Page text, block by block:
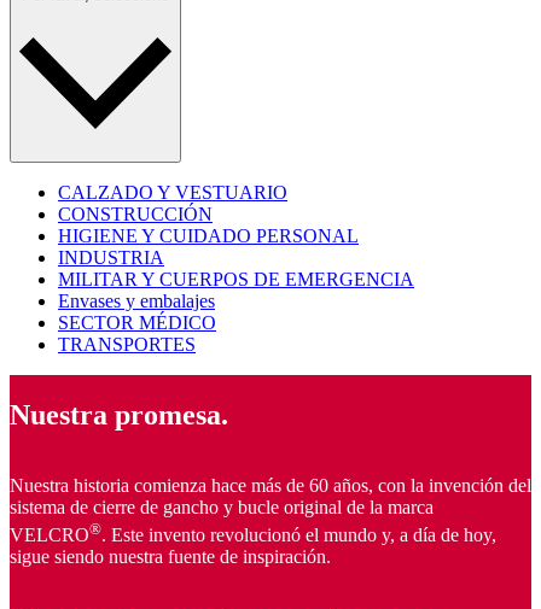
CALZADO Y VESTUARIO
CONSTRUCCIÓN
HIGIENE Y CUIDADO PERSONAL
INDUSTRIA
MILITAR Y CUERPOS DE EMERGENCIA
Envases y embalajes
SECTOR MÉDICO
TRANSPORTES
Nuestra promesa.
Nuestra historia comienza hace más de 60 años, con la invención del
sistema de cierre de gancho y bucle original de la marca
VELCRO®. Este invento revolucionó el mundo y, a día de hoy,
sigue siendo nuestra fuente de inspiración.